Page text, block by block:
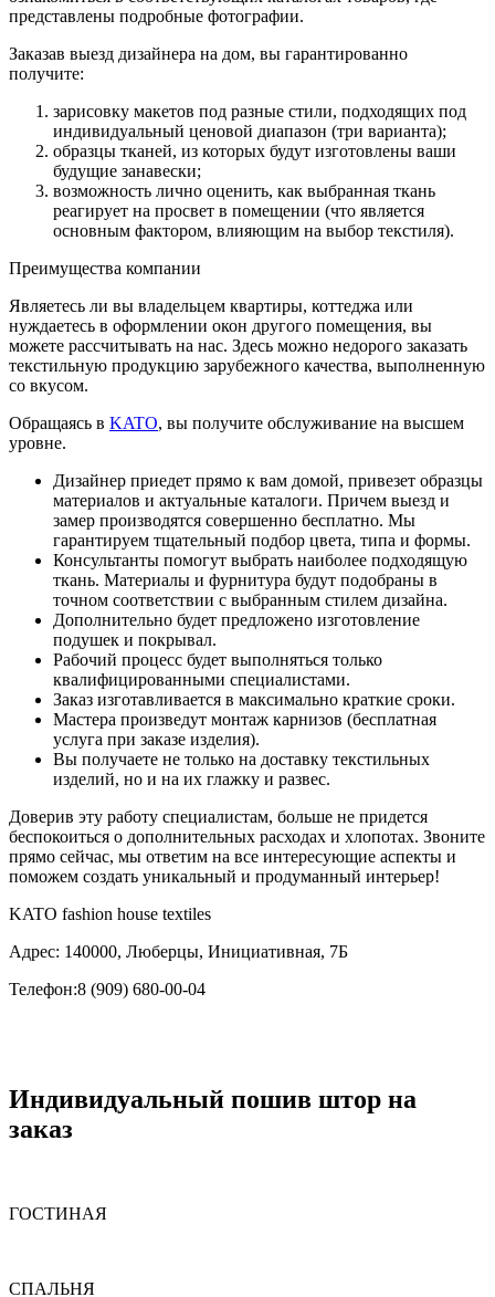
представлены подробные фотографии.
Заказав выезд дизайнера на дом, вы гарантированно
получите:
зарисовку макетов под разные стили, подходящих под
индивидуальный ценовой диапазон (три варианта);
образцы тканей, из которых будут изготовлены ваши
будущие занавески;
возможность лично оценить, как выбранная ткань
реагирует на просвет в помещении (что является
основным фактором, влияющим на выбор текстиля).
Преимущества компании
Являетесь ли вы владельцем квартиры, коттеджа или
нуждаетесь в оформлении окон другого помещения, вы
можете рассчитывать на нас. Здесь можно недорого заказать
текстильную продукцию зарубежного качества, выполненную
со вкусом.
Обращаясь в KATO, вы получите обслуживание на высшем
уровне.
Дизайнер приедет прямо к вам домой, привезет образцы
материалов и актуальные каталоги. Причем выезд и
замер производятся совершенно бесплатно. Мы
гарантируем тщательный подбор цвета, типа и формы.
Консультанты помогут выбрать наиболее подходящую
ткань. Материалы и фурнитура будут подобраны в
точном соответствии с выбранным стилем дизайна.
Дополнительно будет предложено изготовление
подушек и покрывал.
Рабочий процесс будет выполняться только
квалифицированными специалистами.
Заказ изготавливается в максимально краткие сроки.
Мастера произведут монтаж карнизов (бесплатная
услуга при заказе изделия).
Вы получаете не только на доставку текстильных
изделий, но и на их глажку и развес.
Доверив эту работу специалистам, больше не придется
беспокоиться о дополнительных расходах и хлопотах. Звоните
прямо сейчас, мы ответим на все интересующие аспекты и
поможем создать уникальный и продуманный интерьер!
KATO fashion house textiles
Адрес: 140000, Люберцы, Инициативная, 7Б
Телефон:8 (909) 680-00-04
Индивидуальный пошив штор на
заказ
ГОСТИНАЯ
СПАЛЬНЯ